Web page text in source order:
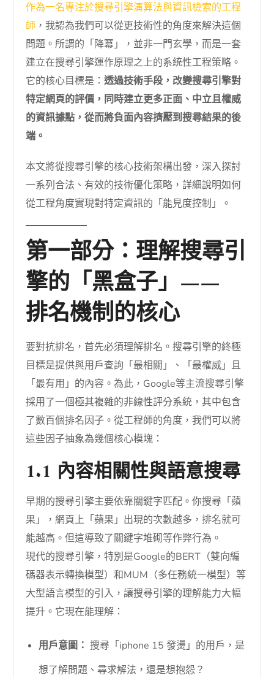
作為一名專注於搜尋引擎演算法與資訊檢索的工程
師 ，我認為我們可以從更技術性的角度來解決這個
問題。所謂的「降冪」，並非一門玄學，而是一套
建立在搜尋引擎運作原理之上的系統性工程策略。
它的核心目標是：透過技術手段，改變搜尋引擎對
特定網頁的評價，同時建立更多正面、中立且權威
的資訊據點，從而將負面內容擠壓到搜尋結果的後
端。
本文將從搜尋引擎的核心技術架構出發，深入探討
一系列合法、有效的技術優化策略，詳細說明如何
從工程角度實現對特定資訊的「能見度控制」。
第一部分：理解搜尋引
擎的「黑盒子」——
排名機制的核心
要對抗排名，首先必須理解排名。搜尋引擎的終極
目標是提供與用戶查詢「最相關」、「最權威」且
「最有用」的內容。為此，Google等主流搜尋引擎
採用了一個極其複雜的非線性評分系統，其中包含
了數百個排名因子。從工程師的角度，我們可以將
這些因子抽象為幾個核心模塊：
1.1 內容相關性與語意搜尋
早期的搜尋引擎主要依靠關鍵字匹配。你搜尋「蘋
果」，網頁上「蘋果」出現的次數越多，排名就可
能越高。但這導致了關鍵字堆砌等作弊行為。
現代的搜尋引擎，特別是Google的BERT（雙向編
碼器表示轉換模型）和MUM（多任務統一模型）等
大型語言模型的引入，讓搜尋引擎的理解能力大幅
提升。它現在能理解：
用戶意圖： 搜尋「iphone 15 發燙」的用戶，是
想了解問題、尋求解法，還是想抱怨？